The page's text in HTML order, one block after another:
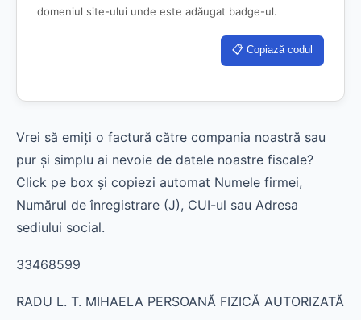
domeniul site-ului unde este adăugat badge-ul.
📋 Copiază codul
Vrei să emiți o factură către compania noastră sau
pur și simplu ai nevoie de datele noastre fiscale?
Click pe box și copiezi automat Numele firmei,
Numărul de înregistrare (J), CUI-ul sau Adresa
sediului social.
33468599
RADU L. T. MIHAELA PERSOANĂ FIZICĂ AUTORIZATĂ